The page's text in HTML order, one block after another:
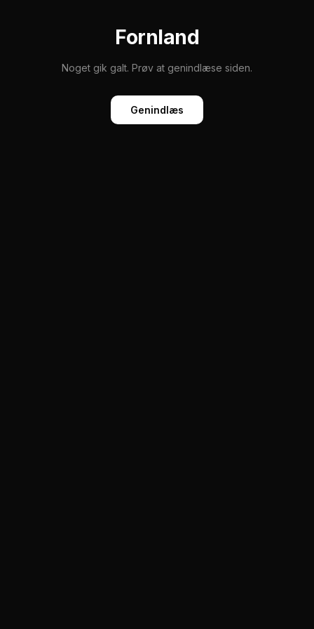
Fornland
Noget gik galt. Prøv at genindlæse siden.
Genindlæs